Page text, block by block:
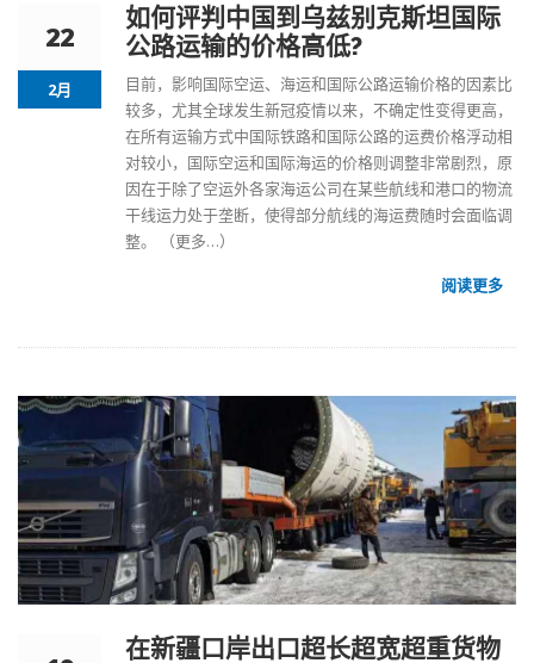
22
2月
如何评判中国到乌兹别克斯坦国际
公路运输的价格高低?
目前，影响国际空运、海运和国际公路运输价格的因素比
较多，尤其全球发生新冠疫情以来，不确定性变得更高，
在所有运输方式中国际铁路和国际公路的运费价格浮动相
对较小，国际空运和国际海运的价格则调整非常剧烈，原
因在于除了空运外各家海运公司在某些航线和港口的物流
干线运力处于垄断，使得部分航线的海运费随时会面临调
整。
（更多…）
阅读更多
在新疆口岸出口超长超宽超重货物